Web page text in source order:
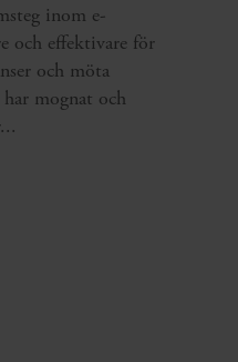
inom e-
och effektivare för
och möta
mognat och